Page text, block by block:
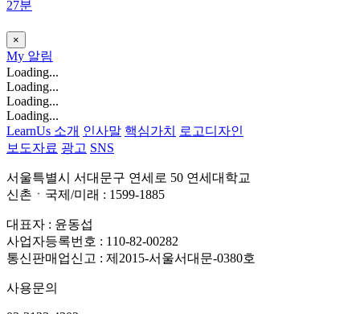
27분
×
My 알림
Loading...
Loading...
Loading...
Loading...
LearnUs 소개 인사말 핵심가치
로고디자인
보도자료 광고 SNS
서울특별시 서대문구 연세로 50 연세대학교
신촌ㆍ국제/미래 : 1599-1885
대표자 : 윤동섭
사업자등록번호 : 110-82-00282
통신판매업신고 : 제2015-서울서대문-0380호
사용문의